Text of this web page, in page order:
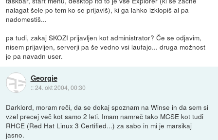
nalagat šele po tem ko se prijaviš), ki ga lahko izklopiš al pa
nadomestiš...
pa tudi, zakaj SKOZI prijavljen kot administrator? Če se odjavim,
nisem prijavljen, serverji pa še vedno vsi laufajo... druga možnost
je pa navadn user.
Georgie
::24. okt 2004, 00:30
Darklord, moram reči, da se dokaj spoznam na Winse in da sem si
vzel precej več kot samo 2 leti. Imam namreč tako MCSE kot tudi
RHCE (Red Hat Linux 3 Certified...) za sabo in mi je marsikaj
jasno.